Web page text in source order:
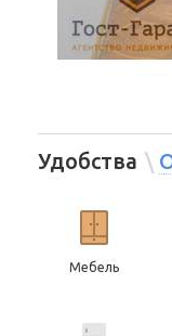
Удобства
Мебель